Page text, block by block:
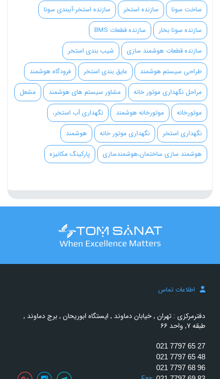
ساخت سونا
سازنده استخر
سازنده استخر-آببندی سونا
سازنده سونا بخار
سازنده قطعات BMS
سازنده قطعات هوشمند سازی
شیب بندی استخر
طراحی سیستم هوشمند
عایق بندی استخر
فرودگاه هوشمند
مراحل نگهداری موتور خانه
مشاور سیستم های هوشمند
مشعل
موتورخانه
موتورخانه هوشمند
نگهداری آب استخر،
نگهداری استخر
نگهداری موتور خانه
هوشمند
هوشمند سازی ساختمان،هوشمندسازی
پارکینگ مکانیزه
اطلاعات تماس
دفترمرکزی : تهران , خیابان دماوند , ایستگاه ابوریحان , برج دماوند ,
طبقه ۷, واحد ۶۶
021 7797 65 27
021 7797 65 48
021 7797 68 96